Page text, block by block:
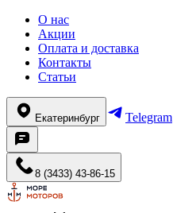
О нас
Акции
Оплата и доставка
Контакты
Статьи
Екатеринбург Telegram
8 (3433) 43-86-15